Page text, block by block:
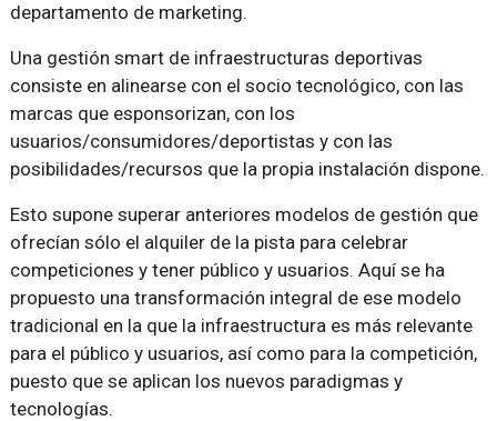
departamento de marketing.
Una gestión smart de infraestructuras deportivas
consiste en alinearse con el socio tecnológico, con las
marcas que esponsorizan, con los
usuarios/consumidores/deportistas y con las
posibilidades/recursos que la propia instalación dispone.
Esto supone superar anteriores modelos de gestión que
ofrecían sólo el alquiler de la pista para celebrar
competiciones y tener público y usuarios. Aquí se ha
propuesto una transformación integral de ese modelo
tradicional en la que la infraestructura es más relevante
para el público y usuarios, así como para la competición,
puesto que se aplican los nuevos paradigmas y
tecnologías.